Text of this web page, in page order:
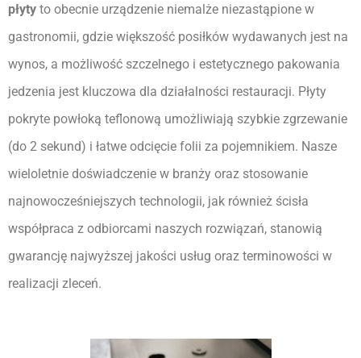
płyty to obecnie urządzenie niemalże niezastąpione w
gastronomii, gdzie większość posiłków wydawanych jest na
wynos, a możliwość szczelnego i estetycznego pakowania
jedzenia jest kluczowa dla działalności restauracji. Płyty
pokryte powłoką teflonową umożliwiają szybkie zgrzewanie
(do 2 sekund) i łatwe odcięcie folii za pojemnikiem. Nasze
wieloletnie doświadczenie w branży oraz stosowanie
najnowocześniejszych technologii, jak również ścisła
współpraca z odbiorcami naszych rozwiązań, stanowią
gwarancję najwyższej jakości usług oraz terminowości w
realizacji zleceń.